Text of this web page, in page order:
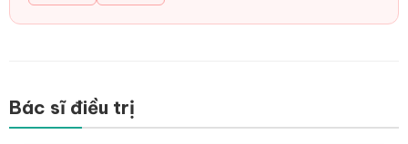
Bác sĩ điều trị